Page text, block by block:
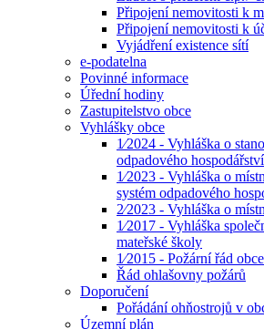
Připojení nemovitosti k
Připojení nemovitosti k
Vyjádření existence sítí
e-podatelna
Povinné informace
Úřední hodiny
Zastupitelstvo obce
Vyhlášky obce
1⁄2024 - Vyhláška o
odpadového hospodářství
1⁄2023 - Vyhláška o
systém odpadového
2⁄2023 - Vyhláška o
1⁄2017 - Vyhláška
mateřské školy
1⁄2015 - Požární řád obce
Řád ohlašovny požárů
Doporučení
Pořádání ohňostrojů v
Územní plán